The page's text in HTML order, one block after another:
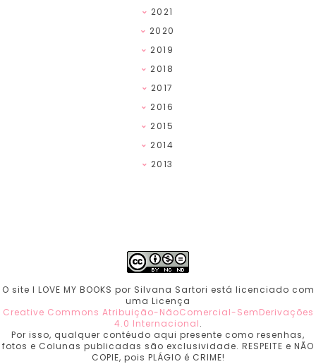
2021
2020
2019
2018
2017
2016
2015
2014
2013
O site I LOVE MY BOOKS por Silvana Sartori está licenciado com
uma Licença
Creative Commons Atribuição-NãoComercial-SemDerivações
4.0 Internacional.
Por isso, qualquer contéudo aqui presente como resenhas,
fotos e Colunas publicadas são exclusividade. RESPEITE e NÃO
COPIE, pois PLÁGIO é CRIME!